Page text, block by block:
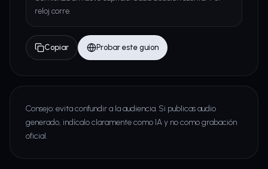
reloj corre.
Copiar Probar este guion
Consejo: evita confundir a la audiencia. Si publicas audio
generado, indícalo claramente como IA y no como grabación
oficial.